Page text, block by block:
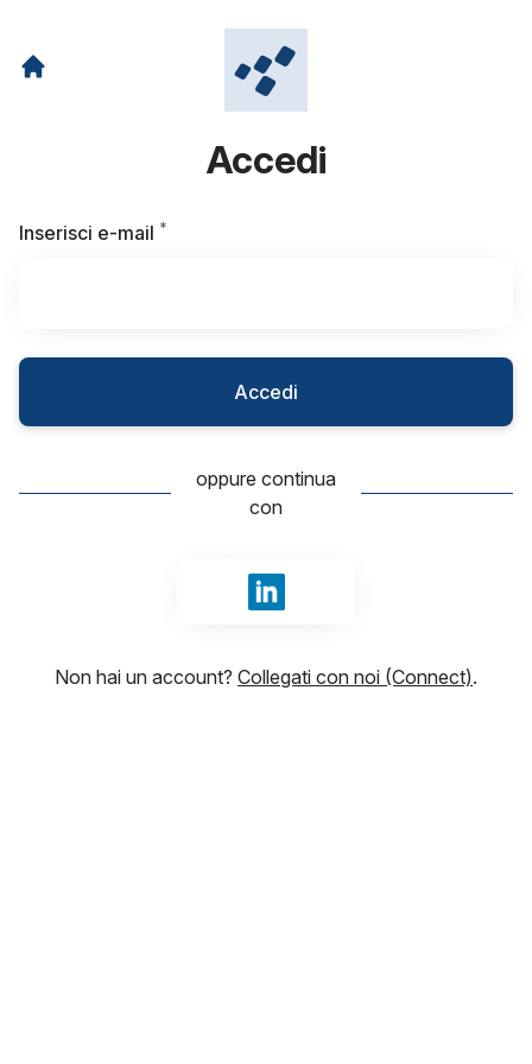
Accedi
Inserisci e-mail *
Accedi
oppure continua
con
Accedi con LinkedIn
Non hai un account? Collegati con noi (Connect).